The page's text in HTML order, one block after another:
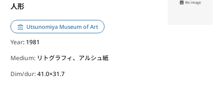
人形
Utsunomiya Museum of Art
Year: 1981
Medium: リトグラフィ、アルシュ紙
Dim/dur:41.0×31.7